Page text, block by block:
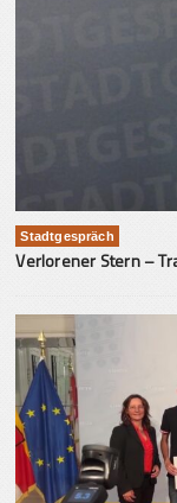
Stadtgespräch
Verlorener Stern –